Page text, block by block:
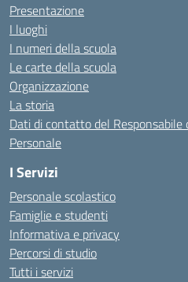
Presentazione
I luoghi
I numeri della scuola
Le carte della scuola
Organizzazione
La storia
Dati di contatto del Responsabile
Personale
I Servizi
Personale scolastico
Famiglie e studenti
Informativa e privacy
Percorsi di studio
Tutti i servizi